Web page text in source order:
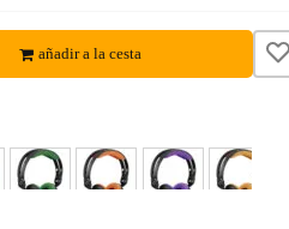
añadir a la cesta